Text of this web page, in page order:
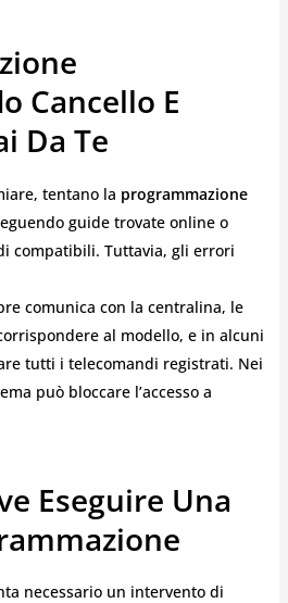
Cancello E
Da Te
tentano la programmazione
guide trovate online o
compatibili. Tuttavia, gli errori
comunica con la centralina, le
al modello, e in alcuni
tutti i telecomandi registrati. Nei
può bloccare l’accesso a
Eseguire Una
necessario un intervento di